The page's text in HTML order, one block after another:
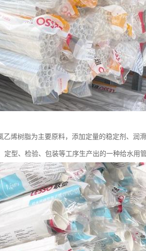
乙烯树脂为主要原料，添加定量的稳定剂、润
定型、检验、包装等工序生产出的一种给水用